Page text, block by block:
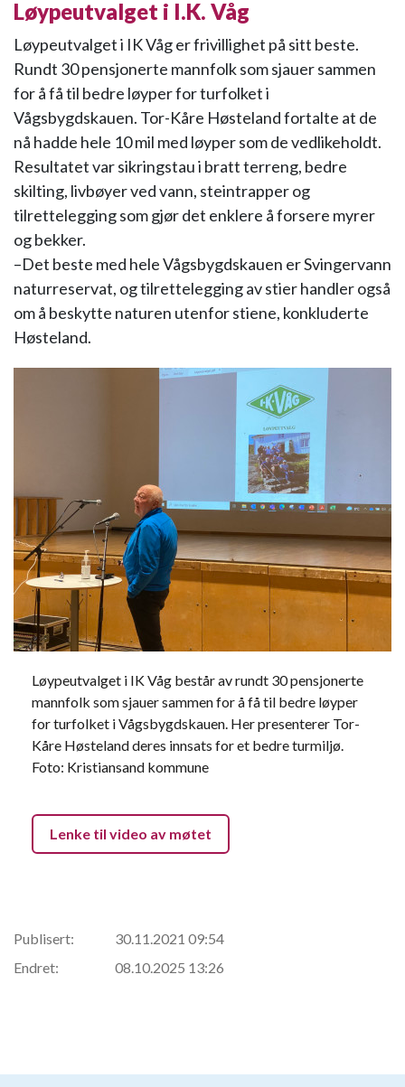
Løypeutvalget i I.K. Våg
Løypeutvalget i IK Våg er frivillighet på sitt beste.
Rundt 30 pensjonerte mannfolk som sjauer sammen
for å få til bedre løyper for turfolket i
Vågsbygdskauen. Tor-Kåre Høsteland fortalte at de
nå hadde hele 10 mil med løyper som de vedlikeholdt.
Resultatet var sikringstau i bratt terreng, bedre
skilting, livbøyer ved vann, steintrapper og
tilrettelegging som gjør det enklere å forsere myrer
og bekker.
–Det beste med hele Vågsbygdskauen er Svingervann
naturreservat, og tilrettelegging av stier handler også
om å beskytte naturen utenfor stiene, konkluderte
Høsteland.
Løypeutvalget i IK Våg består av rundt 30 pensjonerte
mannfolk som sjauer sammen for å få til bedre løyper
for turfolket i Vågsbygdskauen. Her presenterer Tor-
Kåre Høsteland deres innsats for et bedre turmiljø.
Foto: Kristiansand kommune
Lenke til video av møtet
Publisert:
30.11.2021 09:54
Endret:
08.10.2025 13:26